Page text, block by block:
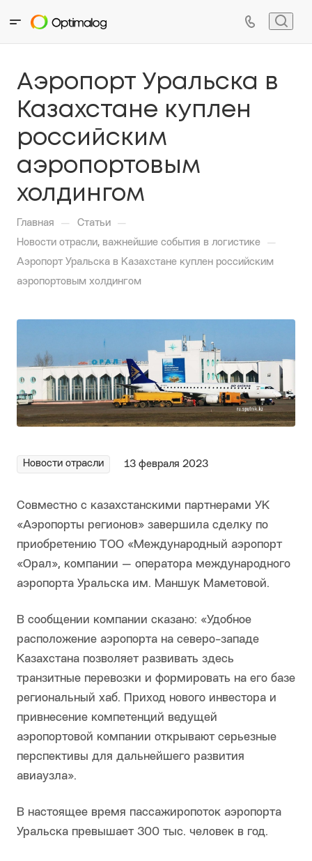
Аэропорт Уральска в
Казахстане куплен
российским
аэропортовым
холдингом
Главная — Статьи —
Новости отрасли, важнейшие события в логистике —
Аэропорт Уральска в Казахстане куплен российским
аэропортовым холдингом
Новости отрасли 13 февраля 2023
Совместно с казахстанскими партнерами УК
«Аэропорты регионов» завершила сделку по
приобретению ТОО «Международный аэропорт
«Орал», компании — оператора международного
аэропорта Уральска им. Маншук Маметовой.
В сообщении компании сказано: «Удобное
расположение аэропорта на северо-западе
Казахстана позволяет развивать здесь
транзитные перевозки и формировать на его базе
региональный хаб. Приход нового инвестора и
привнесение компетенций ведущей
аэропортовой компании открывают серьезные
перспективы для дальнейшего развития
авиаузла».
В настоящее время пассажиропоток аэропорта
Уральска превышает 300 тыс. человек в год.